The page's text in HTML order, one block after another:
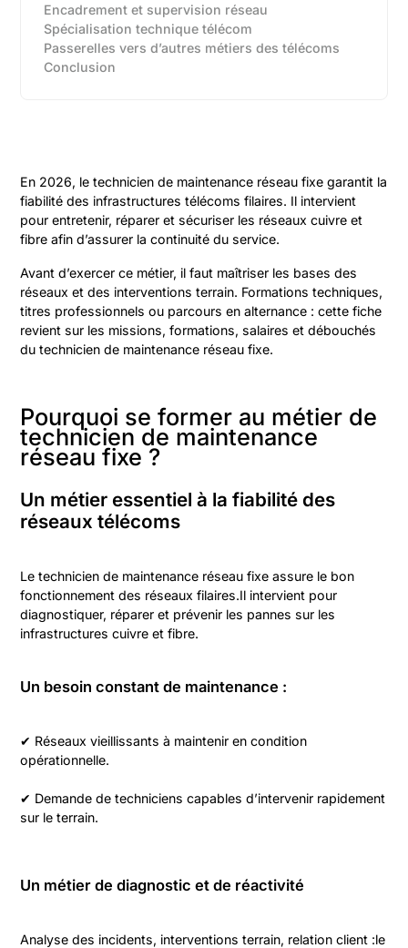
Encadrement et supervision réseau‍
Spécialisation technique télécom‍
Passerelles vers d’autres métiers des télécoms‍
Conclusion
En 2026, le technicien de maintenance réseau fixe garantit la
fiabilité des infrastructures télécoms filaires. Il intervient
pour entretenir, réparer et sécuriser les réseaux cuivre et
fibre afin d’assurer la continuité du service.
Avant d’exercer ce métier, il faut maîtriser les bases des
réseaux et des interventions terrain. Formations techniques,
titres professionnels ou parcours en alternance : cette fiche
revient sur les missions, formations, salaires et débouchés
du technicien de maintenance réseau fixe.
Pourquoi se former au métier de
technicien de maintenance
réseau fixe ?
Un métier essentiel à la fiabilité des
réseaux télécoms
Le technicien de maintenance réseau fixe assure le bon
fonctionnement des réseaux filaires.Il intervient pour
diagnostiquer, réparer et prévenir les pannes sur les
infrastructures cuivre et fibre.
Un besoin constant de maintenance :
✔ Réseaux vieillissants à maintenir en condition
opérationnelle.
✔ Demande de techniciens capables d’intervenir rapidement
sur le terrain.
Un métier de diagnostic et de réactivité
Analyse des incidents, interventions terrain, relation client :le